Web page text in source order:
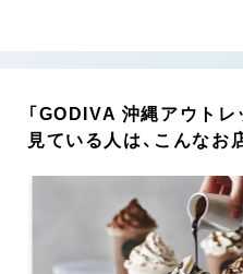
「GODIVA 沖縄アウト
見ている人は、こんなお